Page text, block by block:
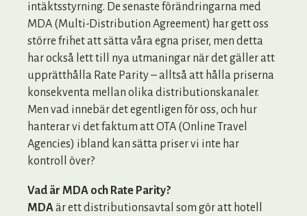
intäktsstyrning. De senaste förändringarna med
MDA (Multi-Distribution Agreement) har gett oss
större frihet att sätta våra egna priser, men detta
har också lett till nya utmaningar när det gäller att
upprätthålla Rate Parity – alltså att hålla priserna
konsekventa mellan olika distributionskanaler.
Men vad innebär det egentligen för oss, och hur
hanterar vi det faktum att OTA (Online Travel
Agencies) ibland kan sätta priser vi inte har
kontroll över?
Vad är MDA och Rate Parity?
MDAär ett distributionsavtal som gör att hotell